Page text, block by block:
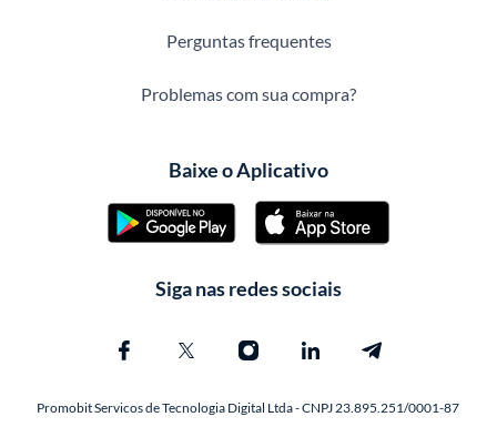
Perguntas frequentes
Problemas com sua compra?
Baixe o Aplicativo
Siga nas redes sociais
Promobit Servicos de Tecnologia Digital Ltda - CNPJ 23.895.251/0001-87